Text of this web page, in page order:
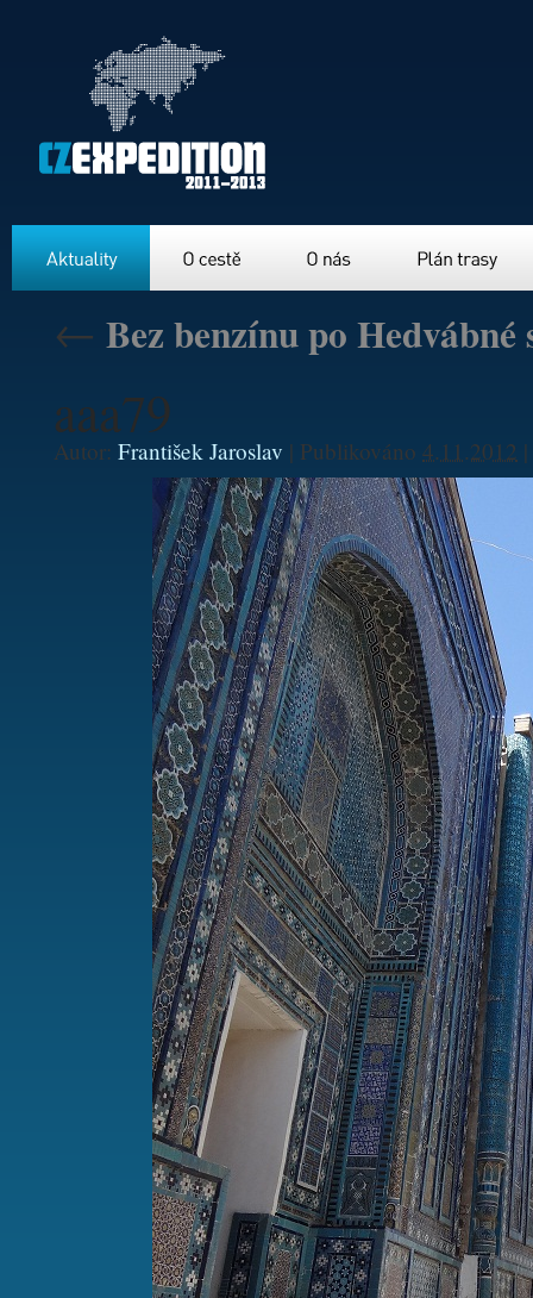
← Bez benzínu po Hedvábné
aaa79
Autor: František Jaroslav | Publikováno 4.11.2012 |